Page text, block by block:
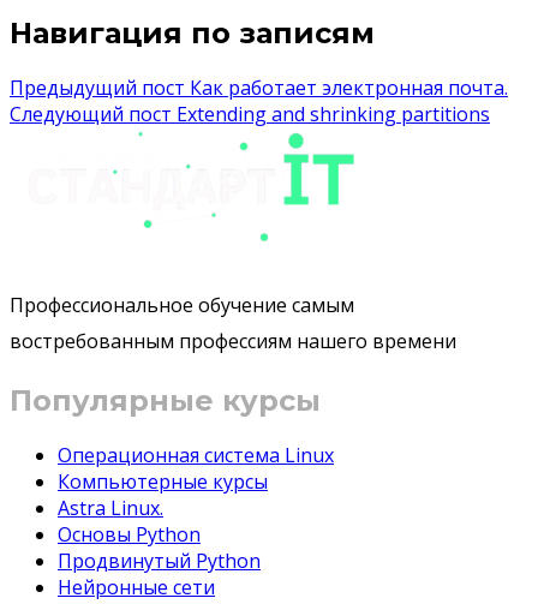
Навигация по записям
Предыдущий пост Как работает электронная почта.
Следующий пост Extending and shrinking partitions
Профессиональное обучение самым
востребованным профессиям нашего времени
Популярные курсы
Операционная система Linux
Компьютерные курсы
Astra Linux.
Основы Python
Продвинутый Python
Нейронные сети